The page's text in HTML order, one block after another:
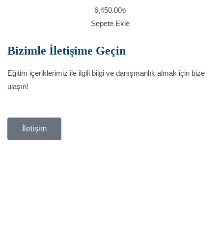
6,450.00₺
Sepete Ekle
Bizimle İletişime Geçin
Eğitim içeriklerimiz ile ilgili bilgi ve danışmanlık almak için bize
ulaşın!
İletişim